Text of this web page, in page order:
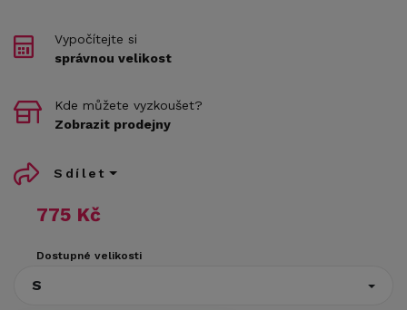
775 Kč
Dostupné velikosti
S
Vypočítejte si
správnou velikost
Kde můžete vyzkoušet?
Zobrazit prodejny
Sdílet